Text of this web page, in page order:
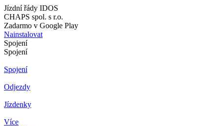
Jízdní řády IDOS
CHAPS spol. s r.o.
Zadarmo v Google Play
Nainstalovat
Spojení
Spojení
Spojení
Odjezdy
Jízdenky
Více